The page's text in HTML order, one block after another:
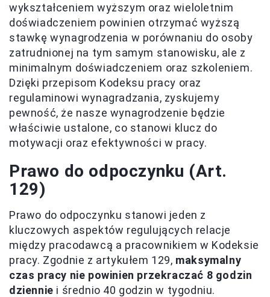
wykształceniem wyższym oraz wieloletnim
doświadczeniem powinien otrzymać wyższą
stawkę wynagrodzenia w porównaniu do osoby
zatrudnionej na tym samym stanowisku, ale z
minimalnym doświadczeniem oraz szkoleniem.
Dzięki przepisom Kodeksu pracy oraz
regulaminowi wynagradzania, zyskujemy
pewność, że nasze wynagrodzenie będzie
właściwie ustalone, co stanowi klucz do
motywacji oraz efektywności w pracy.
Prawo do odpoczynku (Art.
129)
Prawo do odpoczynku stanowi jeden z
kluczowych aspektów regulujących relacje
między pracodawcą a pracownikiem w Kodeksie
pracy. Zgodnie z artykułem 129, maksymalny
czas pracy nie powinien przekraczać 8 godzin
dziennie i średnio 40 godzin w tygodniu.